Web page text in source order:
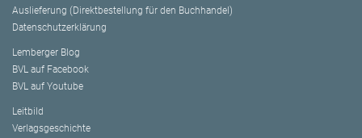
Auslieferung (Direktbestellung für den Buchhandel)
Datenschutzerklärung
Lemberger Blog
BVL auf Facebook
BVL auf Youtube
Leitbild
Verlagsgeschichte